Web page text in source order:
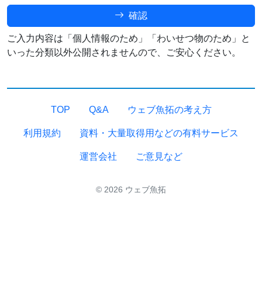
確認
ご入力内容は「個人情報のため」「わいせつ物のため」と
いった分類以外公開されませんので、ご安心ください。
TOP Q&A ウェブ魚拓の考え方
利用規約 資料・大量取得用などの有料サービス
運営会社 ご意見など
© 2026 ウェブ魚拓